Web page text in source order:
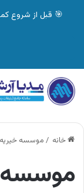
خانه / موسسه